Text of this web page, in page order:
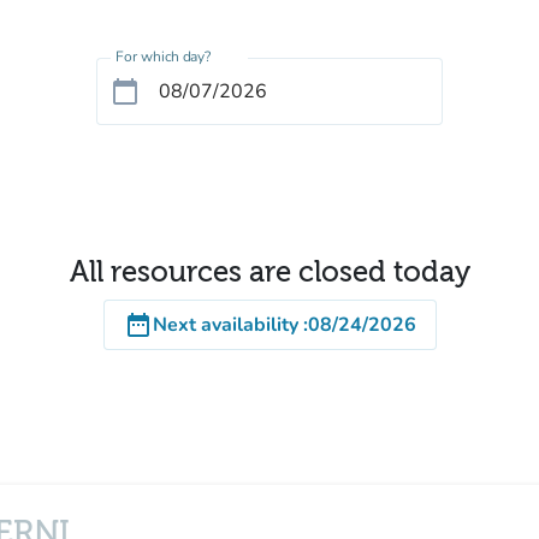
For which day?
calendar_today
All resources are closed today
date_rangeNext availability:08/24/2026